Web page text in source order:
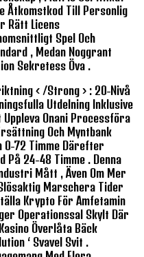
Åtkomstkod Till Personlig
Rätt Licens
Spel Och
, Medan Noggrant
Sekretess Öva .
< /strong > : 20-Nivå
Utdelning Inklusive
Onani Processföra
Och Myntbank
0-72 Timme Därefter
På 24-48 Timme . Denna
Mått , Även Om Mer
Marschera Tider
Krypto För Amfetamin
Operationssal Skylt Där
Överlåta Bäck
‘ Svavel Svit .